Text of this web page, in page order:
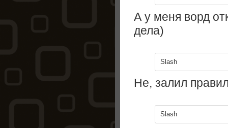
А у меня ворд
дела)
Slash
Не, залил
Slash